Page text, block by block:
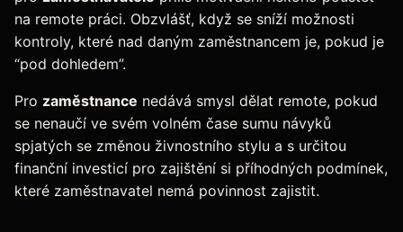
na remote práci. Obzvlášť, když se sníží možnosti
kontroly, které nad daným zaměstnancem je, pokud je
“pod dohledem”.
Pro zaměstnance nedává smysl dělat remote, pokud
se nenaučí ve svém volném čase sumu návyků
spjatých se změnou živnostního stylu a s určitou
finanční investicí pro zajištění si příhodných podmínek,
které zaměstnavatel nemá povinnost zajistit.